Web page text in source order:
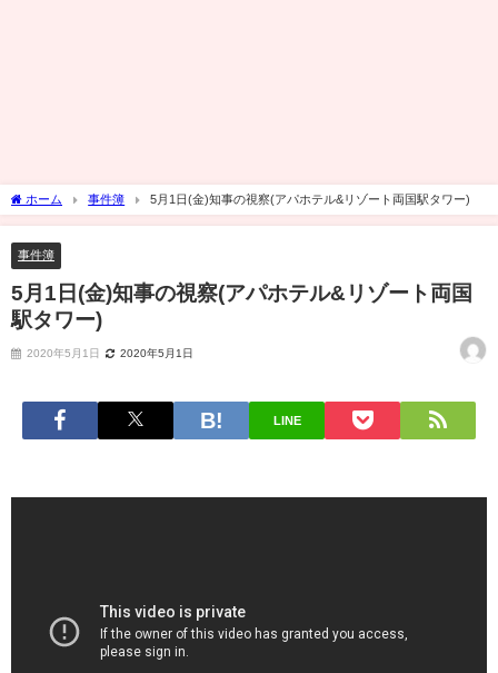
ホーム 事件簿 5月1日(金)知事の視察(アパホテル&リゾート両国駅タワー)
事件簿
5月1日(金)知事の視察(アパホテル&リゾート両国
駅タワー)
2020年5月1日 2020年5月1日
LINE